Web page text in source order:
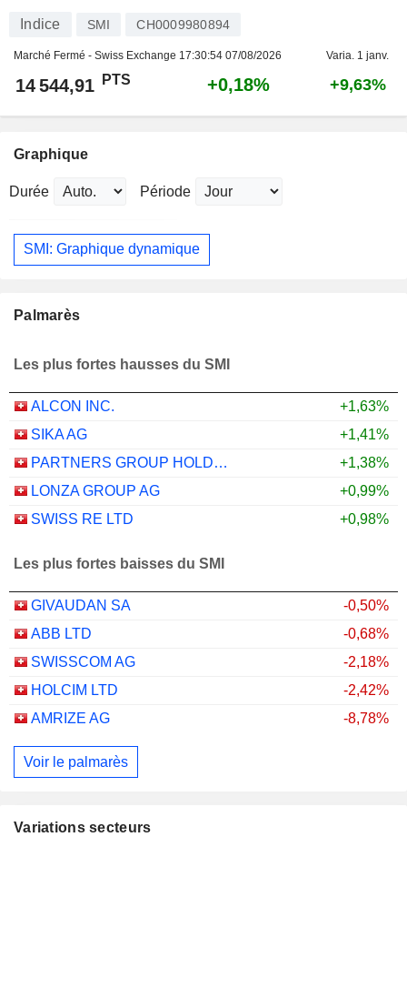
Indice SMI CH0009980894
Marché Fermé - Swiss Exchange 17:30:54 07/08/2026 Varia. 1 janv.
14 544,91 PTS +0,18% +9,63%
Graphique
Durée Période
SMI: Graphique dynamique
Palmarès
Les plus fortes hausses du SMI
ALCON INC.
+1,63%
SIKA AG
+1,41%
PARTNERS GROUP HOLDING AG
+1,38%
LONZA GROUP AG
+0,99%
SWISS RE LTD
+0,98%
Les plus fortes baisses du SMI
GIVAUDAN SA
-0,50%
ABB LTD
-0,68%
SWISSCOM AG
-2,18%
HOLCIM LTD
-2,42%
AMRIZE AG
-8,78%
Voir le palmarès
Variations secteurs